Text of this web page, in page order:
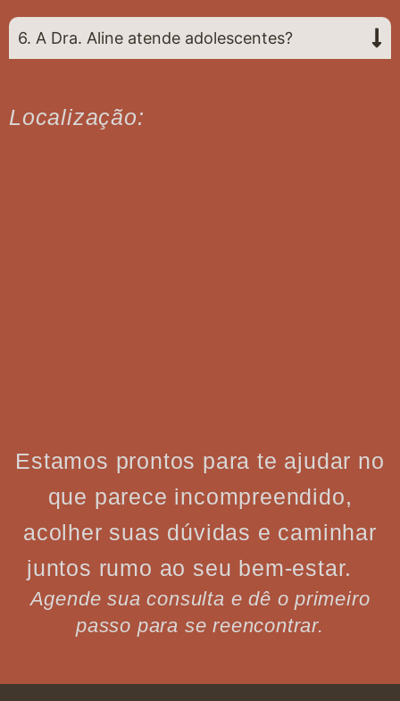
6. A Dra. Aline atende adolescentes?
Localização:
Estamos prontos para te ajudar no
que parece incompreendido,
acolher suas dúvidas e caminhar
juntos rumo ao seu bem-estar.
Agende sua consulta e dê o primeiro
passo para se reencontrar.